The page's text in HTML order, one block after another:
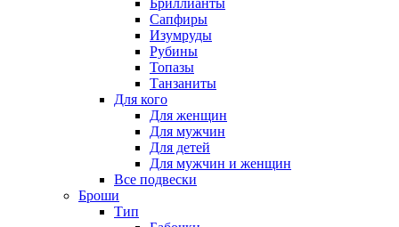
Бриллианты
Сапфиры
Изумруды
Рубины
Топазы
Танзаниты
Для кого
Для женщин
Для мужчин
Для детей
Для мужчин и женщин
Все подвески
Броши
Тип